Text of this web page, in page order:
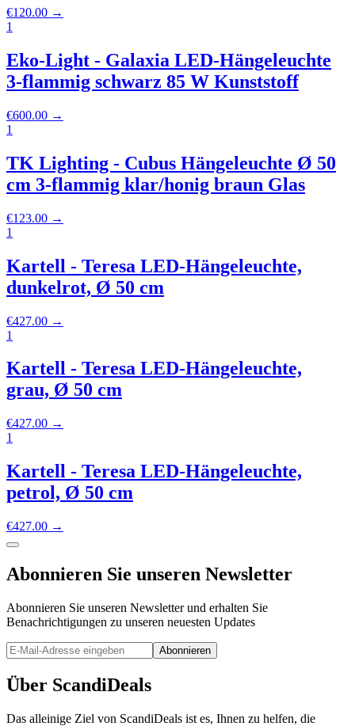
€120.00 →
1
Eko-Light - Galaxia LED-Hängeleuchte
3-flammig schwarz 85 W Kunststoff
€600.00 →
1
TK Lighting - Cubus Hängeleuchte Ø 50
cm 3-flammig klar/honig braun Glas
€123.00 →
1
Kartell - Teresa LED-Hängeleuchte,
dunkelrot, Ø 50 cm
€427.00 →
1
Kartell - Teresa LED-Hängeleuchte,
grau, Ø 50 cm
€427.00 →
1
Kartell - Teresa LED-Hängeleuchte,
petrol, Ø 50 cm
€427.00 →
Abonnieren Sie unseren Newsletter
Abonnieren Sie unseren Newsletter und erhalten Sie
Benachrichtigungen zu unseren neuesten Updates
Abonnieren
Über ScandiDeals
Das alleinige Ziel von ScandiDeals ist es, Ihnen zu helfen, die